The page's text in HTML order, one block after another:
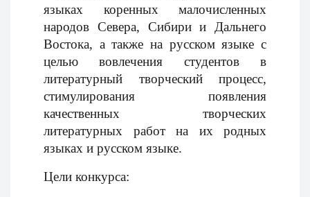
языках коренных малочисленных
народов Севера, Сибири и Дальнего
Востока, а также на русском языке с
целью вовлечения студентов в
литературный творческий процесс,
стимулирования появления
качественных творческих
литературных работ на их родных
языках и русском языке.
Цели конкурса: